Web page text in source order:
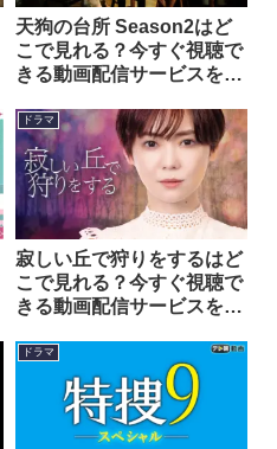
天狗の台所 Season2はど
こで見れる？今すぐ視聴で
きる動画配信サービスを紹
ドラマ
寂しい丘で狩りをするはど
こで見れる？今すぐ視聴で
きる動画配信サービスを紹
ドラマ